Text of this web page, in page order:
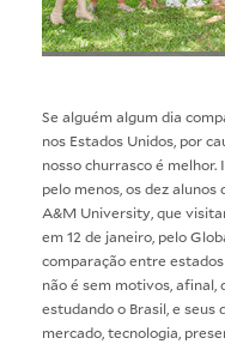
Se alguém algum dia
nos Estados Unidos, por
nosso churrasco é melhor.
pelo menos, os dez alunos
A&M University, que
em 12 de janeiro, pelo
comparação entre
não é sem motivos, afinal,
estudando o Brasil, e seus
mercado, tecnologia,